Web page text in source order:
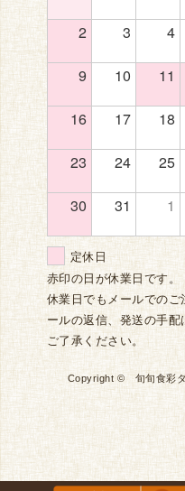
2 3 4
9 10 11
16 17 18
23 24 25
30 31 1
定休日
赤印の日が休業日です。
休業日でもメールでのご
ールの返信、発送の手
ご了承ください。
Copyright © 旬旬食彩